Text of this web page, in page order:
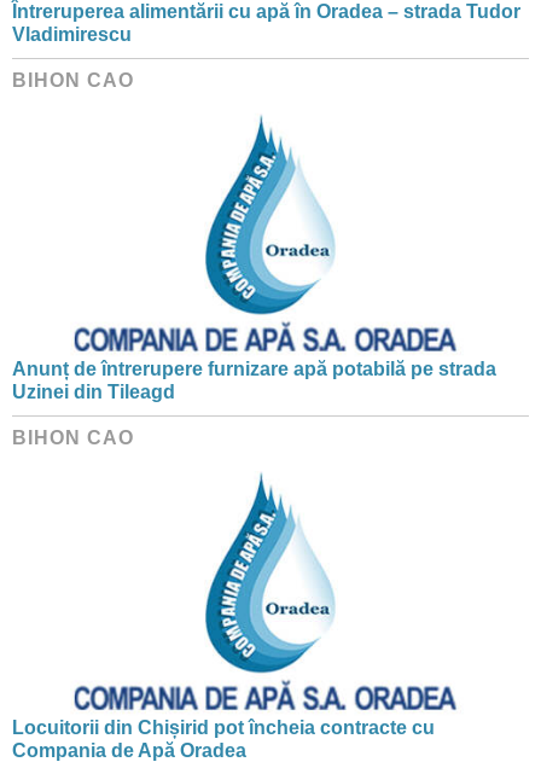
Întreruperea alimentării cu apă în Oradea – strada Tudor
Vladimirescu
BIHON CAO
Anunț de întrerupere furnizare apă potabilă pe strada
Uzinei din Tileagd
BIHON CAO
Locuitorii din Chișirid pot încheia contracte cu
Compania de Apă Oradea